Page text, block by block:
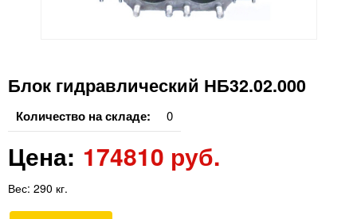
Блок гидравлический НБ32.02.000
Количество на складе: 0
Цена: 174810 руб.
Вес: 290 кг.